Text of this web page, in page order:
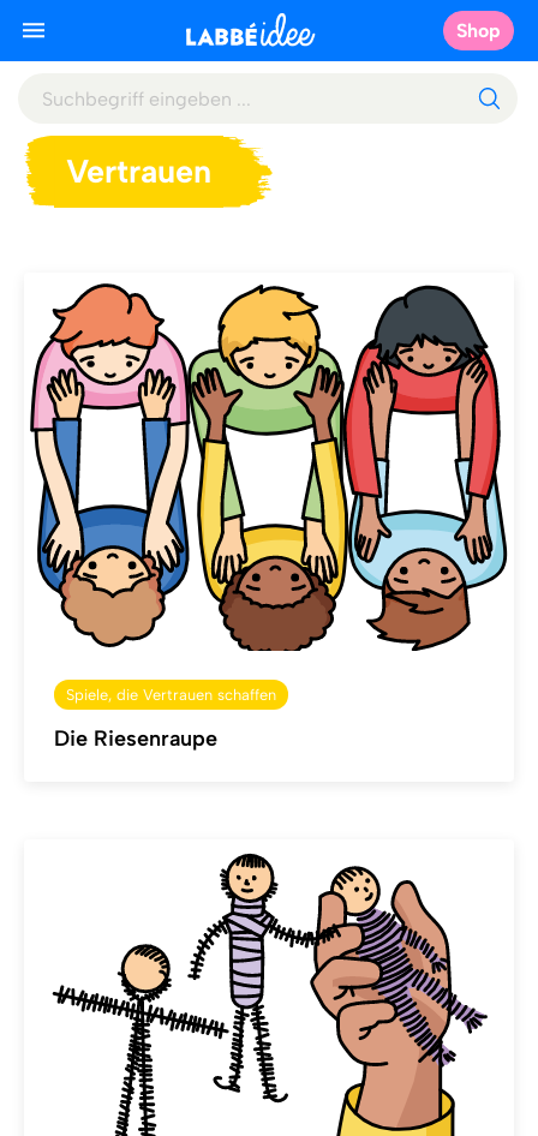
Shop
Vertrauen
Spiele, die Vertrauen schaffen
Die Riesenraupe